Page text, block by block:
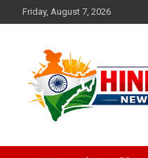
to
Friday, August 7, 2026